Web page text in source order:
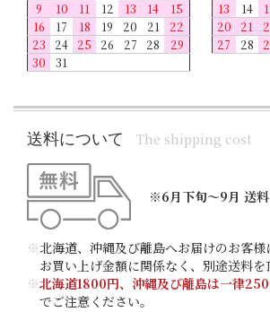
9
10 11 12 13 14
15
16
17 18 19 20 21
22
23
24 25 26 27 28
29
30
31
13
14
20
21
27
28
送料について The shipping cost
※6月下旬～9月 送料
※北海道、沖縄及び離島へお届けのお客様
お買い上げ金額に関係なく、別途送料を
※北海道1800円、沖縄及び離島は一律
でご注意ください。